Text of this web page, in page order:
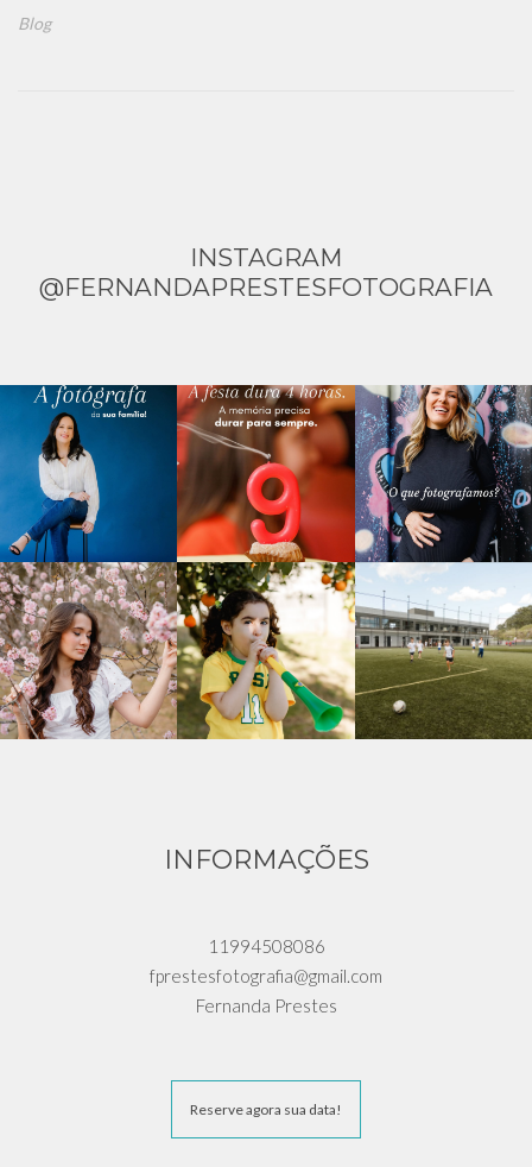
Blog
INSTAGRAM
@FERNANDAPRESTESFOTOGRAFIA
INFORMAÇÕES
11994508086
fprestesfotografia@gmail.com
Fernanda Prestes
Reserve agora sua data!